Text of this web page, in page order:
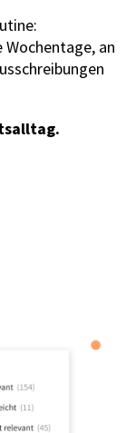
Wochentage, an